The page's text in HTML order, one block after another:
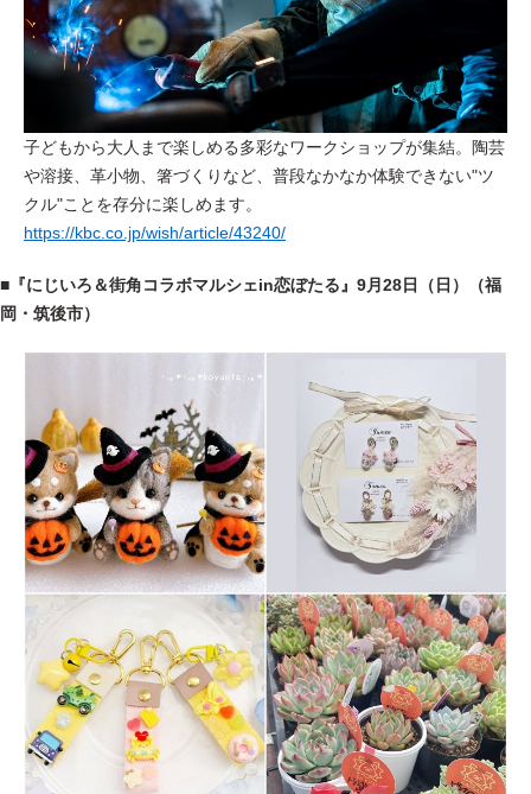
子どもから大人まで楽しめる多彩なワークショップが集結。陶芸
や溶接、革小物、箸づくりなど、普段なかなか体験できない"ツ
クル"ことを存分に楽しめます。
https://kbc.co.jp/wish/article/43240/
■ 『にじいろ＆街角コラボマルシェin恋ぼたる』 9月28日（日）（福
岡・筑後市）